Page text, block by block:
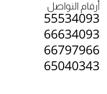
أرقام التواصل
55534093
66634093
66797966
65040343